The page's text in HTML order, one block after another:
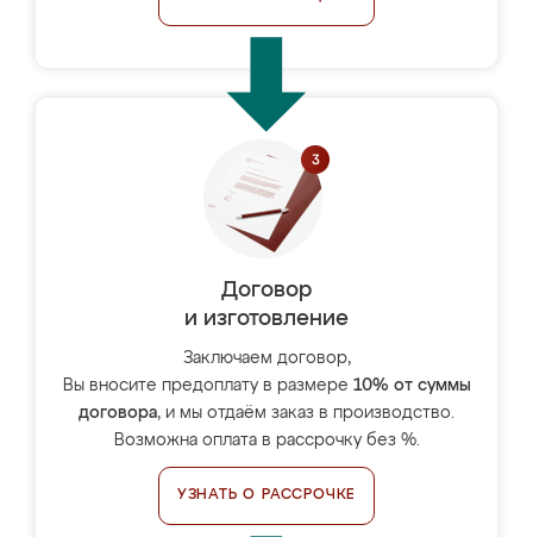
Договор
и изготовление
Заключаем договор,
Вы вносите предоплату в размере 10% от суммы
договора, и мы отдаём заказ в производство.
Возможна оплата в рассрочку без %.
УЗНАТЬ О РАССРОЧКЕ